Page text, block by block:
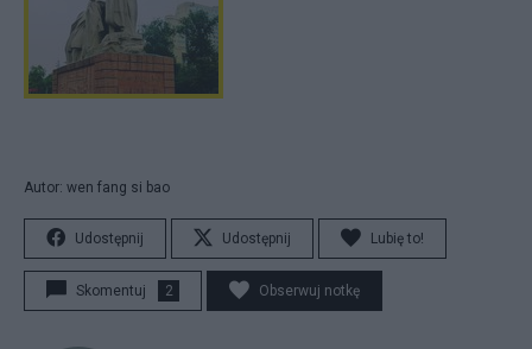
Autor: wen fang si bao
Udostępnij Udostępnij Lubię to!
Skomentuj 2 Obserwuj notkę